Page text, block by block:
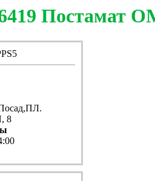
Постамат
8